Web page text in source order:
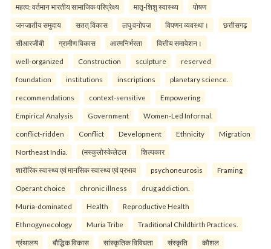
महत्व: वर्तमान भारतीय सामाजिक परिप्रेक्ष्य मातृ-शिशु स्वास्थ्य पोषण
जनजातीय समुदाय सतत् विकास लघु वनोपज विपणन व्यवस्था। छत्तीसगढ़
सीआरजीबी ग्रामीण विकास आत्मनिर्भरता वित्तीय समावेशन।
well-organized Construction sculpture reserved
foundation institutions inscriptions planetary science.
recommendations context-sensitive Empowering
Empirical Analysis Government Women-Led Informal.
conflict-ridden Conflict Development Ethnicity Migration
Northeast India. (मस्कुलोस्केलेटल शिल्पकार
शारीरिक स्वास्थ्य एवं मानसिक स्वास्थ्य एवं प्रभाव psychoneurosis Framing
Operant choice chronic illness drug addiction.
Muria-dominated Health Reproductive Health
Ethnogynecology Muria Tribe Traditional Childbirth Practices.
ग्रंथालय बौद्धिक विकास सांस्कृतिक विविधता संस्कृति कौशल